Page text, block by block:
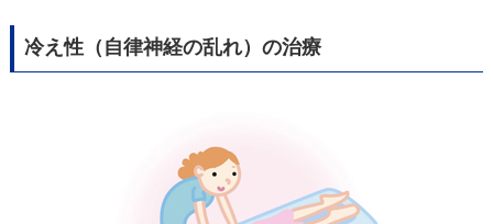
冷え性（自律神経の乱れ）の治療